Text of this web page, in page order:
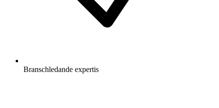
Branschledande expertis